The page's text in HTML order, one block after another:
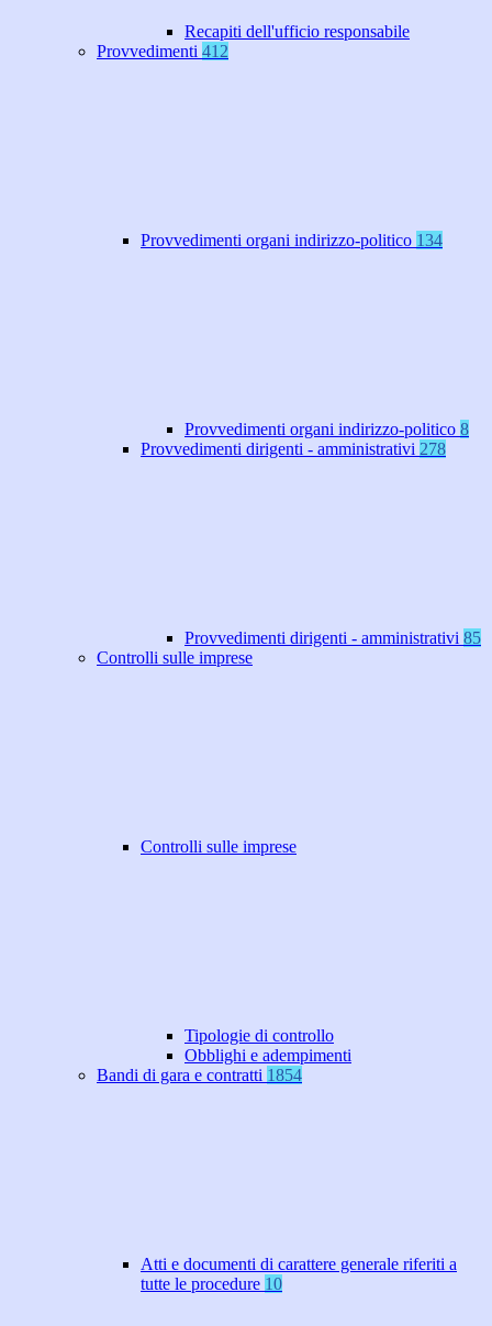
Recapiti dell'ufficio responsabile
Provvedimenti 412
Provvedimenti organi indirizzo-politico 134
Provvedimenti organi indirizzo-politico 8
Provvedimenti dirigenti - amministrativi 278
Provvedimenti dirigenti - amministrativi 85
Controlli sulle imprese
Controlli sulle imprese
Tipologie di controllo
Obblighi e adempimenti
Bandi di gara e contratti 1854
Atti e documenti di carattere generale riferiti a
tutte le procedure 10